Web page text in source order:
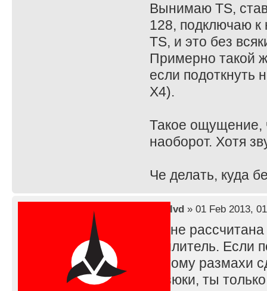
Вынимаю TS,
128, подключаю к
TS, и это без
Примерно такой
если подоткнуть
X4).
Такое ощущение,
наоборот. Хотя
Че делать, куда
lvd» 01 Feb 2013,
TS не
усилитель. Если
потому размахи
резюки, ты